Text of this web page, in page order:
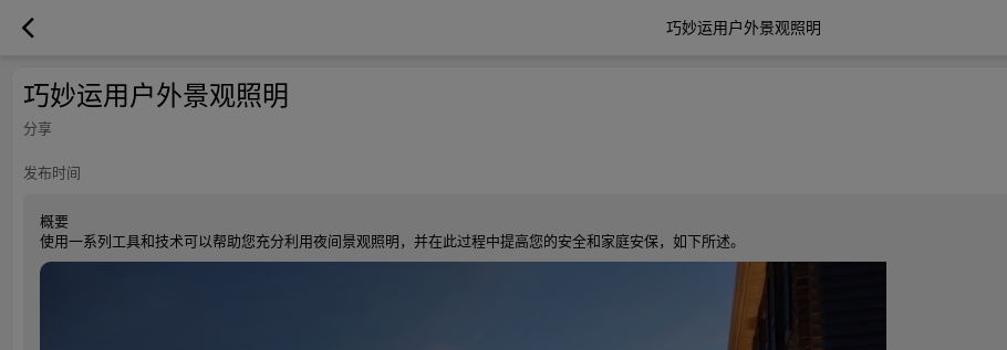
巧妙运用户外景观照明
巧妙运用户外景观照明
分享
发布时间
概要
使用一系列工具和技术可以帮助您充分利用夜间景观照明，并在此过程中提高您的安全和家庭安保，如下所述。